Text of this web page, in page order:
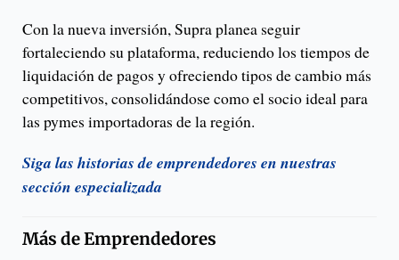
Con la nueva inversión, Supra planea seguir
fortaleciendo su plataforma, reduciendo los tiempos de
liquidación de pagos y ofreciendo tipos de cambio más
competitivos, consolidándose como el socio ideal para
las pymes importadoras de la región.
Siga las historias de emprendedores en nuestras
sección especializada
Más deEmprendedores